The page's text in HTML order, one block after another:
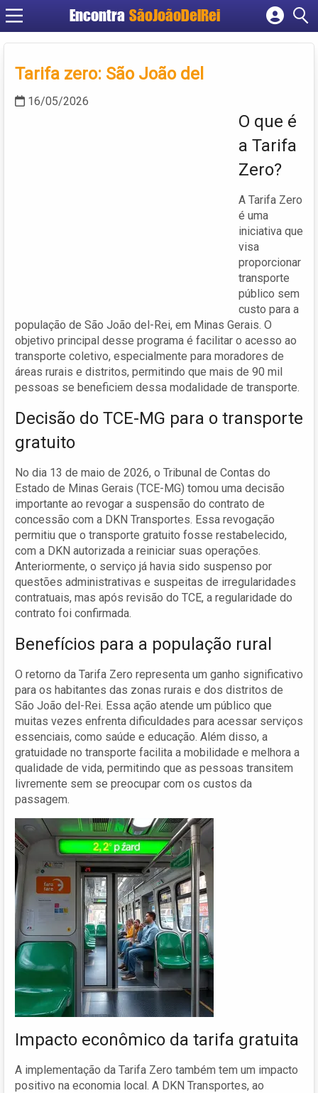
Encontra SãoJoãoDelRei
Cadastrar empresa
Criar conta
Tarifa zero: São João del
16/05/2026
O que é
a Tarifa
Zero?
A Tarifa Zero
é uma
iniciativa que
visa
proporcionar
transporte
público sem
custo para a
população de São João del-Rei, em Minas Gerais. O
objetivo principal desse programa é facilitar o acesso ao
transporte coletivo, especialmente para moradores de
áreas rurais e distritos, permitindo que mais de 90 mil
pessoas se beneficiem dessa modalidade de transporte.
Decisão do TCE-MG para o transporte
gratuito
No dia 13 de maio de 2026, o Tribunal de Contas do
Estado de Minas Gerais (TCE-MG) tomou uma decisão
importante ao revogar a suspensão do contrato de
concessão com a DKN Transportes. Essa revogação
permitiu que o transporte gratuito fosse restabelecido,
com a DKN autorizada a reiniciar suas operações.
Anteriormente, o serviço já havia sido suspenso por
questões administrativas e suspeitas de irregularidades
contratuais, mas após revisão do TCE, a regularidade do
contrato foi confirmada.
Benefícios para a população rural
O retorno da Tarifa Zero representa um ganho significativo
para os habitantes das zonas rurais e dos distritos de
São João del-Rei. Essa ação atende um público que
muitas vezes enfrenta dificuldades para acessar serviços
essenciais, como saúde e educação. Além disso, a
gratuidade no transporte facilita a mobilidade e melhora a
qualidade de vida, permitindo que as pessoas transitem
livremente sem se preocupar com os custos da
passagem.
Impacto econômico da tarifa gratuita
A implementação da Tarifa Zero também tem um impacto
positivo na economia local. A DKN Transportes, ao